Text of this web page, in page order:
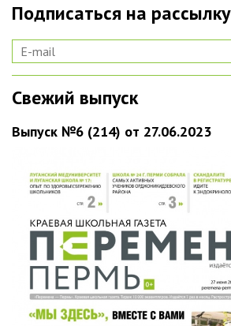
Подписаться на рассылку
Свежий выпуск
Выпуск №6 (214) от 27.06.2023